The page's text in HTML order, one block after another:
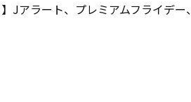
】Jアラート、プレミアムフライデ